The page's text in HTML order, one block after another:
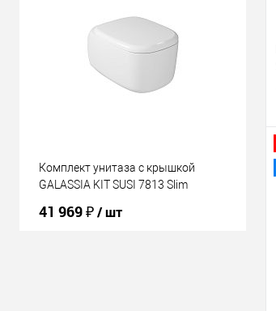
Комплект унитаза с крышкой
GALASSIA KIT SUSI 7813 Slim
41 969 ₽/ шт